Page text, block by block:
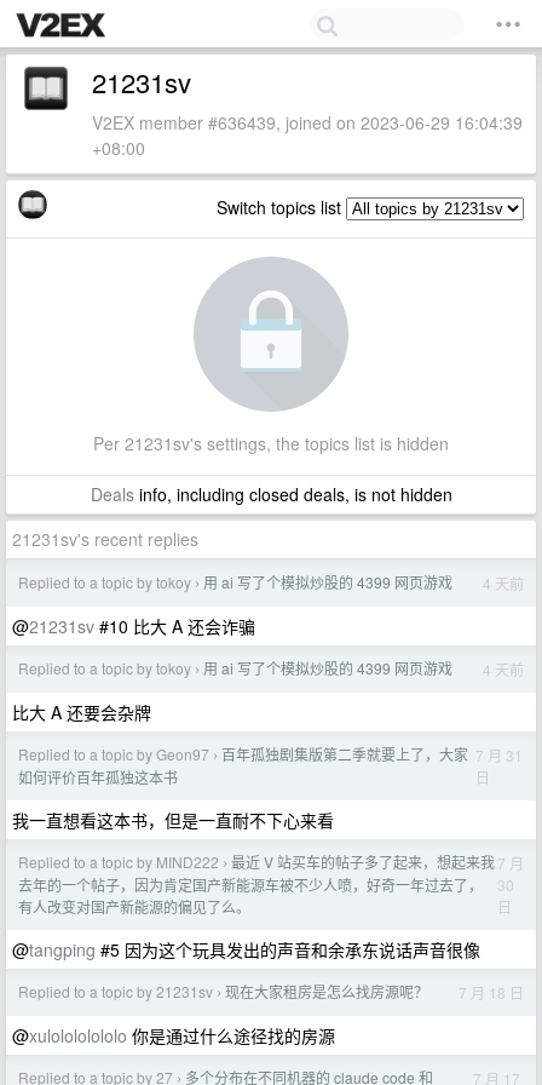
21231sv
V2EX member #636439, joined on 2023-06-29 16:04:39
+08:00
Switch topics list
Per 21231sv's settings, the topics list is hidden
Dealsinfo, including closed deals, is not hidden
21231sv's recent replies
Replied to a topic by tokoy › 用 ai 写了个模拟炒股的 4399 网页游戏 4 天前
@21231sv #10 比大 A 还会诈骗
Replied to a topic by tokoy › 用 ai 写了个模拟炒股的 4399 网页游戏 4 天前
比大 A 还要会杂牌
Replied to a topic by Geon97 › 百年孤独剧集版第二季就要上了，大家
如何评价百年孤独这本书
7 月 31
日
我一直想看这本书，但是一直耐不下心来看
Replied to a topic by MIND222 › 最近 V 站买车的帖子多了起来，想起来我
去年的一个帖子，因为肯定国产新能源车被不少人喷，好奇一年过去了，
有人改变对国产新能源的偏见了么。
7 月
30
日
@tangping #5 因为这个玩具发出的声音和余承东说话声音很像
Replied to a topic by 21231sv › 现在大家租房是怎么找房源呢？ 7 月 18 日
@xulolololololo 你是通过什么途径找的房源
Replied to a topic by 27 › 多个分布在不同机器的 claude code 和 7 月 17